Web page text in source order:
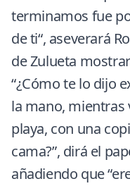
terminamos fue
de ti“, aseverará
de Zulueta
“¿Cómo te lo dijo
la mano, mientras
playa, con una
cama?”, dirá el
añadiendo que